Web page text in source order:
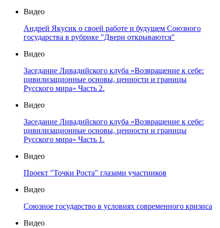
Видео
Андрей Якусик о своей работе и будущем Союзного
государства в рубрике "Двери открываются"
Видео
Заседание Ливадийского клуба «Возвращение к себе:
цивилизационные основы, ценности и границы
Русского мира» Часть 2.
Видео
Заседание Ливадийского клуба «Возвращение к себе:
цивилизационные основы, ценности и границы
Русского мира» Часть 1.
Видео
Проект "Точки Роста" глазами участников
Видео
Союзное государство в условиях современного кризиса
Видео